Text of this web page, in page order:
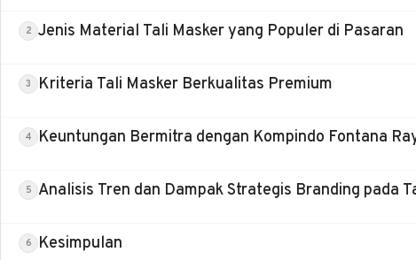
Jenis Material Tali Masker yang Populer di Pasaran
Kriteria Tali Masker Berkualitas Premium
Keuntungan Bermitra dengan Kompindo Fontana
Analisis Tren dan Dampak Strategis Branding pada
Kesimpulan